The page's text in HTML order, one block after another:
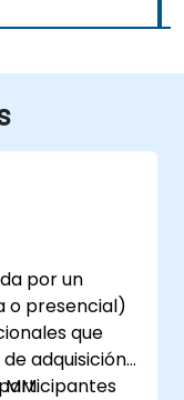
por un
o presencial)
que
adquisición